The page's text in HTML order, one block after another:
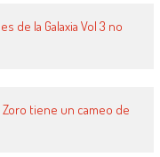
de la Galaxia Vol 3 no
Zoro tiene un cameo de